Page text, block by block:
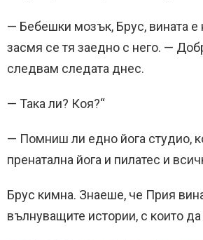
— Бебешки мозък, Брус, вината е
засмя се тя заедно с него. —
следвам следата днес.
— Така ли? Коя?“
— Помниш ли едно йога студио,
пренатална йога и пилатес и
Брус кимна. Знаеше, че Прия
вълнуващите истории, с които